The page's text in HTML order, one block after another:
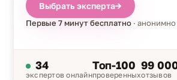
Выбрать эксперта→
Первые 7 минут бесплатно · анонимно
34
экспертов онлайн
Топ-100
проверенных
99
отзывов